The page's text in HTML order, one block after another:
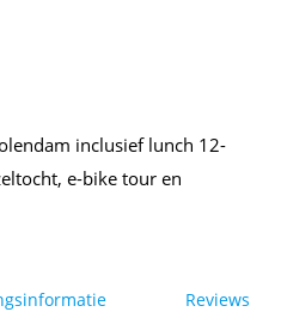
inclusief lunch 12-
e-bike tour en
Reviews